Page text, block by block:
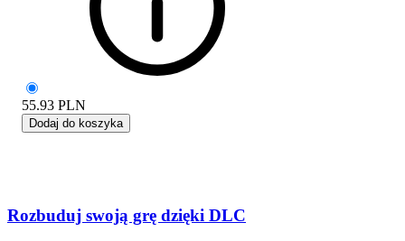
55.93 PLN
Dodaj do koszyka
Rozbuduj swoją grę dzięki DLC